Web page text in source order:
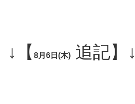
↓【 8月6日(木) 追記】↓